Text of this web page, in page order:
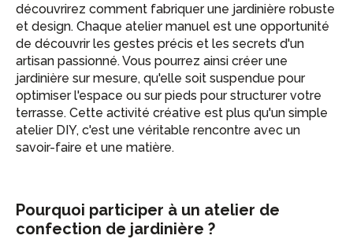
découvrirez comment fabriquer une jardinière robuste
et design. Chaque atelier manuel est une opportunité
de découvrir les gestes précis et les secrets d'un
artisan passionné. Vous pourrez ainsi créer une
jardinière sur mesure, qu'elle soit suspendue pour
optimiser l'espace ou sur pieds pour structurer votre
terrasse. Cette activité créative est plus qu'un simple
atelier DIY, c'est une véritable rencontre avec un
savoir-faire et une matière.
Pourquoi participer à un atelier de
confection de jardinière ?